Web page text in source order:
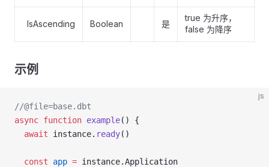
IsAscending Boolean 是
true 为升序，
false 为降序
示例
js
//@file=base.dbt
async function example() {
  await
instance. ready()
  const
app = instance.Application